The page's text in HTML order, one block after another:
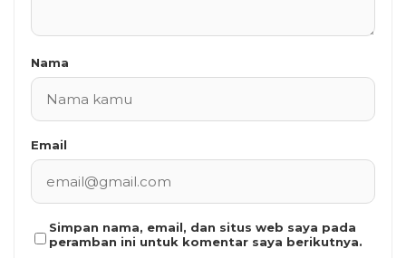
Nama
Email
Simpan nama, email, dan situs web saya pada
peramban ini untuk komentar saya berikutnya.